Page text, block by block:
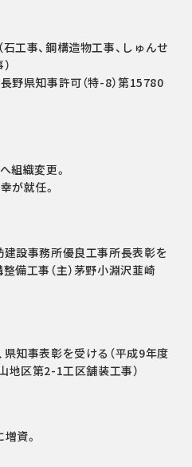
工事、鋼構造物工事、しゅんせ
野県知事許可（特-8）第15780
組織変更。
が就任。
設事務所優良工事所長表彰を
備工事（主）茅野小淵沢韮崎
知事表彰を受ける（平成9年度​
地区第2-1工区舗装工事）
資。